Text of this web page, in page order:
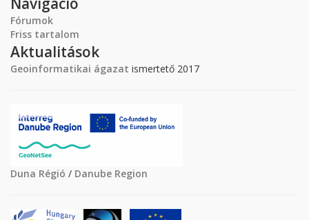
Fórumok
Friss tartalom
Aktualitások
Geoinformatikai ágazat ismertető 2017
Duna Régió / Danube Region